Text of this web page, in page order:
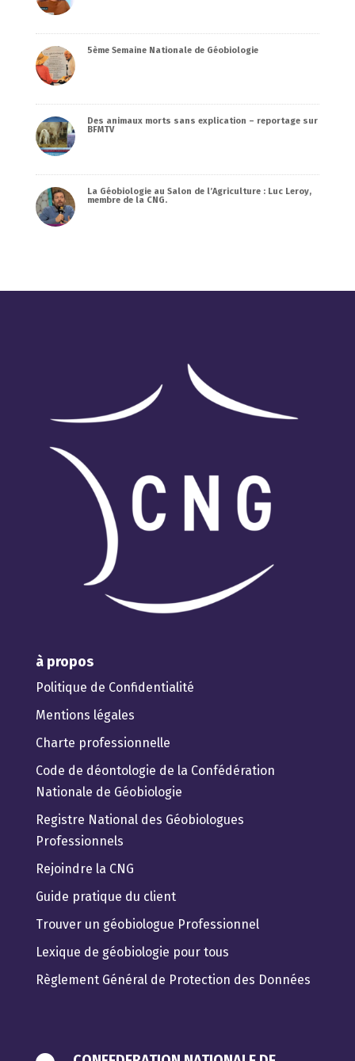
5ème Semaine Nationale de Géobiologie
Des animaux morts sans explication – reportage sur
BFMTV
La Géobiologie au Salon de l’Agriculture : Luc Leroy,
membre de la CNG.
à propos
Politique de Confidentialité
Mentions légales
Charte professionnelle
Code de déontologie de la Confédération
Nationale de Géobiologie
Registre National des Géobiologues
Professionnels
Rejoindre la CNG
Guide pratique du client
Trouver un géobiologue Professionnel
Lexique de géobiologie pour tous
Règlement Général de Protection des Données